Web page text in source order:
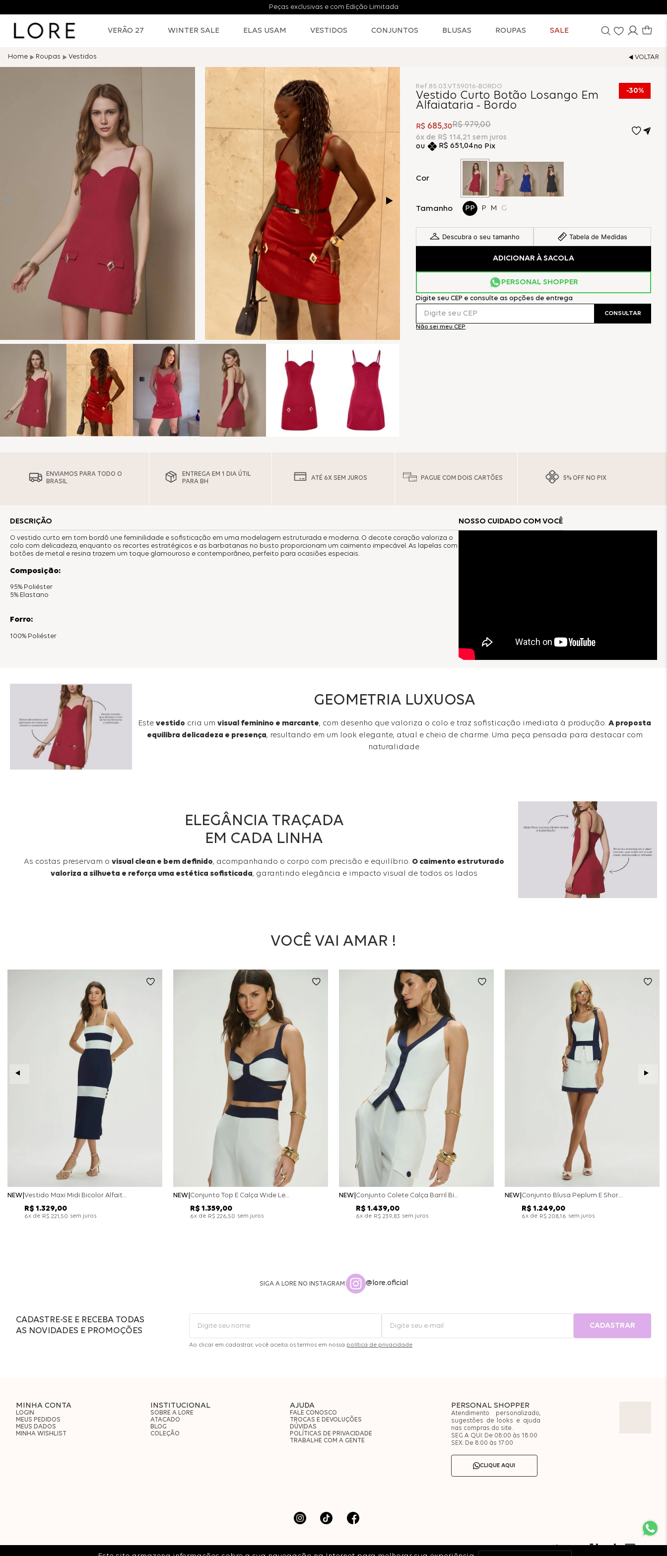
Peças exclusivas e com Edição Limitada
VERÃO 27 WINTER SALE ELAS USAM VESTIDOS CONJUNTOS BLUSAS ROUPAS SALE
Roupas Vestidos
30%
Ref.85.03.VT59016-BORDO
Vestido Curto Botão Losango Em
Alfaiataria - Bordo
R$ 685,30R$ 979,00
6x de R$ 114,21 sem juros
R$ 651,04no Pix
Cor
Tamanho PP P M G
Descubra o seu tamanho Tabela de Medidas
ADICIONAR À SACOLA
PERSONAL SHOPPER
Digite seu CEP e consulte as opções de entrega
Não sei meu CEP
CONSULTAR
ENVIAMOS PARA TODO O
BRASIL
ENTREGA EM 1 DIA ÚTIL
PARA BH
ATÉ 6X SEM JUROS PAGUE COM DOIS CARTÕES 5% OFF NO PIX
DESCRIÇÃO
O vestido curto em tom bordô une feminilidade e sofisticação em uma modelagem estruturada e moderna. O decote coração valoriza o
colo com delicadeza, enquanto os recortes estratégicos e as barbatanas no busto proporcionam um caimento impecável. As lapelas com
botões de metal e resina trazem um toque glamouroso e contemporâneo, perfeito para ocasiões especiais.
Composição:
95% Poliéster
5% Elastano
Forro:
100% Poliéster
NOSSO CUIDADO COM VOCÊ
GEOMETRIA LUXUOSA
Estevestido cria umvisual feminino e marcante, com desenho que valoriza o colo e traz sofisticação imediata à produção.A proposta
equilibra delicadeza e presença, resultando em um look elegante, atual e cheio de charme. Uma peça pensada para destacar com
naturalidade.
ELEGÂNCIA TRAÇADA
EM CADA LINHA
As costas preservam ovisual clean e bem definido, acompanhando o corpo com precisão e equilíbrio. O caimento estruturado
valoriza a silhueta e reforça uma estética sofisticada, garantindo elegância e impacto visual de todos os lados
VOCÊ VAI AMAR !
NEW Vestido Maxi Midi Bicolor Alfaitaria Navy - Marinho
R$ 1.329,00
6x de R$ 221 ,50 sem juros
NEW Conjunto Top E Calça Wide Leg Bicolor Alfaitaria - Off White
R$ 1.359,00
6x de R$ 226,50 sem juros
NEW Conjunto Colete Calça Barril Bicolor Alfaiataria - Off White
R$ 1.439,00
6x de R$ 239,83 sem juros
NEW Conjunto Blusa Peplum E Short Saia Bicolor - Off White
R$ 1.249,00
6x de R$ 208,16 sem juros
SIGA A LORE NO INSTAGRAM: @lore.oficial
CADASTRE-SE E RECEBA TODAS
AS NOVIDADES E PROMOÇÕES
CADASTRAR
Ao clicar em cadastrar, você aceita os termos em nossa política de privacidade
MINHA CONTA
LOGIN
MEUS PEDIDOS
MEUS DADOS
MINHA WISHLIST
INSTITUCIONAL
SOBRE A LORE
ATACADO
BLOG
COLEÇÃO
AJUDA
FALE CONOSCO
TROCAS E DEVOLUÇÕES
DÚVIDAS
POLÍTICAS DE PRIVACIDADE
TRABALHE COM A GENTE
PERSONAL SHOPPER
Atendimento personalizado,
sugestões de looks e ajuda
nas compras do site.
SEG A QUI: De 08:00 às 18:00
SEX: De 8:00 às 17:00
CLIQUE AQUI